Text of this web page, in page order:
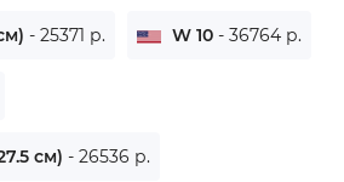
- 25371 р. W 10 - 36764 р.
см) - 26536 р.